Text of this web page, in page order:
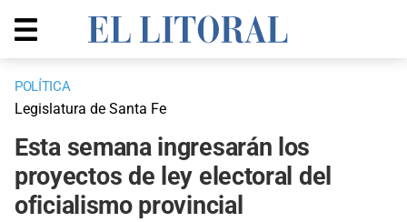
POLÍTICA
Legislatura de Santa Fe
Esta semana ingresarán los
proyectos de ley electoral del
oficialismo provincial